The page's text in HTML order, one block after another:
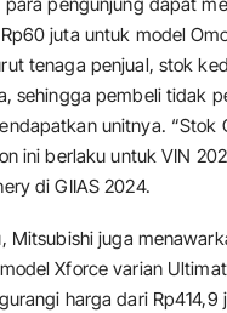
juta untuk model
tenaga penjual, stok
sehingga pembeli tidak
unitnya. “Stok
ini berlaku untuk VIN
di GIIAS 2024.
Mitsubishi juga
Xforce varian
harga dari Rp414,9